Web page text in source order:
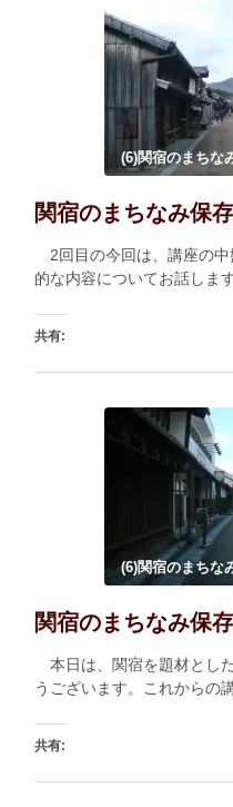
読み込み中…
(6)関宿のまちな
関宿のまちなみ保
2回目の今回は、講座の
的な内容についてお話しま
共有:
印刷
(6)関宿のまちな
関宿のまちなみ保
本日は、関宿を題材とし
うございます。これからの
共有:
印刷